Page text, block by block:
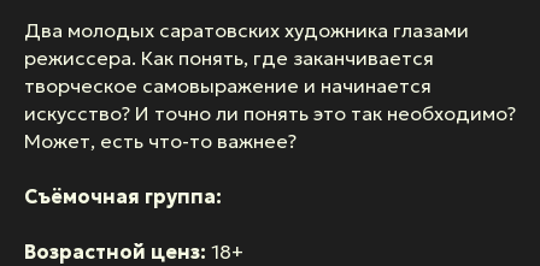
Два молодых саратовских художника глазами
режиссера. Как понять, где заканчивается
творческое самовыражение и начинается
искусство? И точно ли понять это так необходимо?
Может, есть что-то важнее?
Съёмочная группа:
Возрастной ценз: 18+